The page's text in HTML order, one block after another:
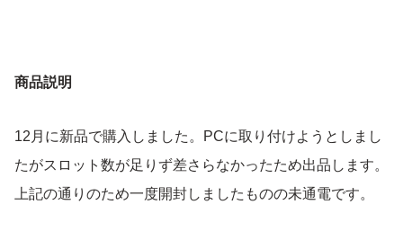
商品説明
12月に新品で購入しました。PCに取り付けようとしまし
たがスロット数が足りず差さらなかったため出品します。
上記の通りのため一度開封しましたものの未通電です。